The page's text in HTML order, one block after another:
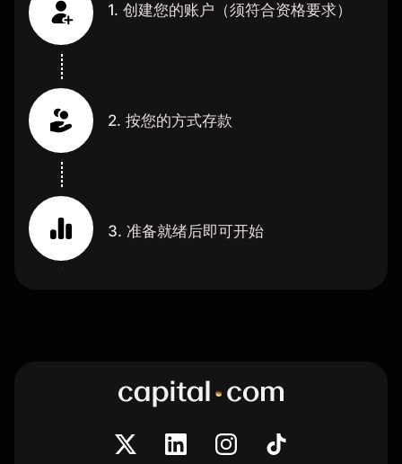
1. 创建您的账户（须符合资格要求）
2. 按您的方式存款
3. 准备就绪后即可开始